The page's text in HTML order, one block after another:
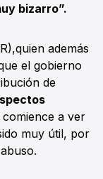
bizarro”.
además
el gobierno
de
a ver
muy útil, por